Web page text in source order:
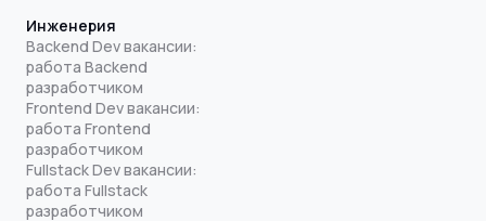
Инженерия
Backend Dev вакансии:
работа Backend
разработчиком
Frontend Dev вакансии:
работа Frontend
разработчиком
Fullstack Dev вакансии:
работа Fullstack
разработчиком